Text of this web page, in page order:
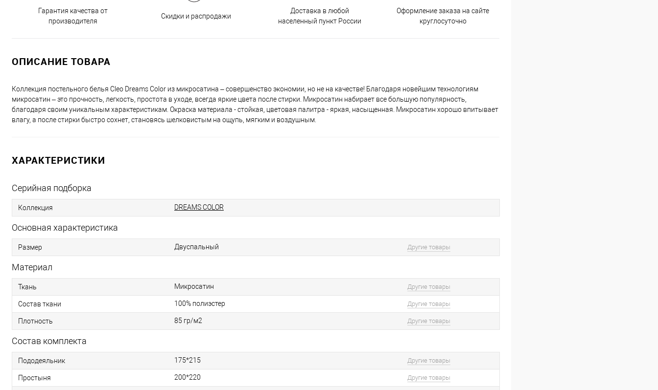
Гарантия качества от
производителя
Скидки и распродажи
Доставка в любой
населенный пункт России
Оформление заказа на сайте
круглосуточно
ОПИСАНИЕ ТОВАРА
Коллекция постельного белья Cleo Dreams Color из микросатина – совершенство экономии, но не на качестве! Благодаря новейшим технологиям
микросатин – это прочность, легкость, простота в уходе, всегда яркие цвета после стирки. Микросатин набирает все большую популярность,
благодаря своим уникальным характеристикам. Окраска материала - стойкая, цветовая палитра - яркая, насыщенная. Микросатин хорошо впитывает
влагу, а после стирки быстро сохнет, становясь шелковистым на ощупь, мягким и воздушным.
ХАРАКТЕРИСТИКИ
Серийная подборка
Коллекция DREAMS COLOR
Основная характеристика
Размер Двуспальный Другие товары
Материал
Ткань Микросатин Другие товары
Состав ткани 100% полиэстер Другие товары
Плотность 85 гр/м2 Другие товары
Состав комплекта
Пододеяльник 175*215 Другие товары
Простыня 200*220 Другие товары